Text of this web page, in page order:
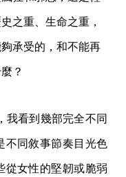
之重、生命之重，
承受的，和不能再
？
我看到幾部完全不同
不同敘事節奏目光色
從女性的堅韌或脆弱